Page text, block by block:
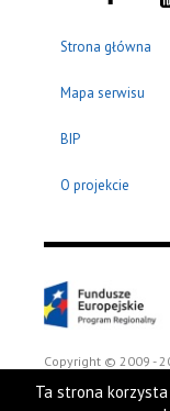
Strona główna
Mapa serwisu
BIP
O projekcie
Copyright © 2009 -
Ta strona